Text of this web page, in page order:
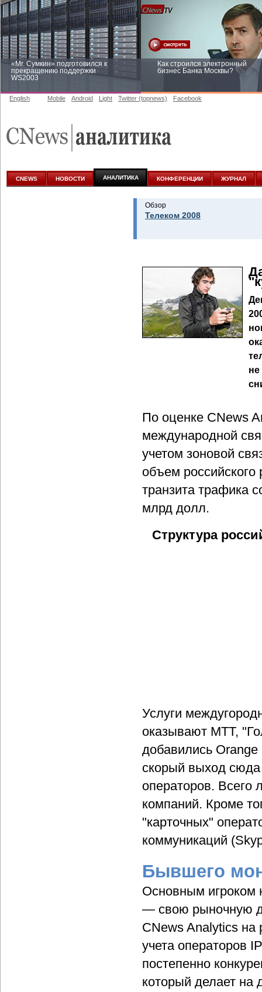
«Mr. Сумкин» подготовился к
прекращению поддержки
WS2003
Как строился электронный
бизнес Банка Москвы?
аналитике
English Mobile Android Light Twitter (topnews) Facebook
CNEWS НОВОСТИ АНАЛИТИКА КОНФЕРЕНЦИИ ЖУРНАЛ
Обзор
Телеком 2008
По оценке CNews
международной
учетом зоновой
объем
транзита трафика
млрд долл.
Структура
Услуги
оказывают МТТ,
добавились
скорый выход
операторов. Всего
компаний. Кроме
"карточных"
коммуникаций
Бывшего
Основным игроком
— свою рыночную
CNews Analytics на
учета операторов
постепенно
который делает на